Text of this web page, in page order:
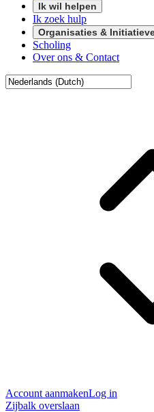
Ik wil helpen
Ik zoek hulp
Organisaties &
Scholing
Over ons & Contact
Account aanmakenLog in
Zijbalk overslaan